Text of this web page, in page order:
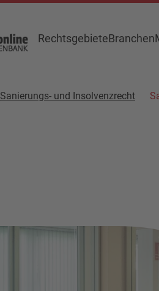
RechtsgebieteBranchen
Sanierungs- und Insolvenzrecht